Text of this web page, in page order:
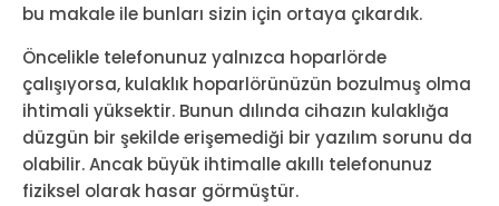
bu makale ile bunları sizin için ortaya çıkardık.
Öncelikle telefonunuz yalnızca hoparlörde
çalışıyorsa, kulaklık hoparlörünüzün bozulmuş olma
ihtimali yüksektir. Bunun dılında cihazın kulaklığa
düzgün bir şekilde erişemediği bir yazılım sorunu da
olabilir. Ancak büyük ihtimalle akıllı telefonunuz
fiziksel olarak hasar görmüştür.